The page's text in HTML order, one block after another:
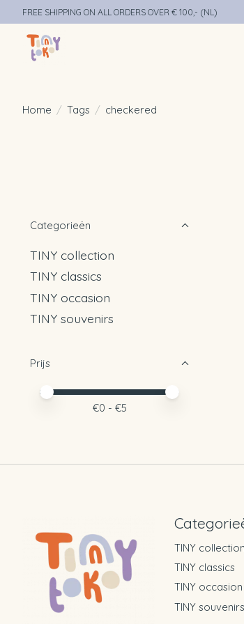
FREE SHIPPING ON ALL ORDERS OVER € 100,- (NL)
Home / Tags / checkered
Categorieën
TINY collection
TINY classics
TINY occasion
TINY souvenirs
Prijs
Minimale prijswaarde
Price maximum value
€0 - €5
TINY collection
TINY classics
TINY occasion
TINY souvenirs